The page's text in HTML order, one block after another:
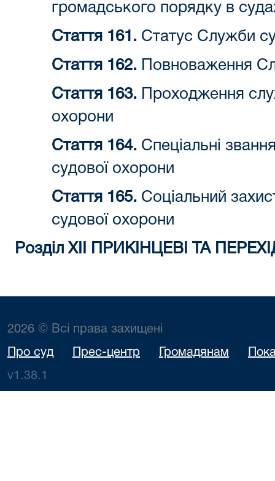
громадського порядку в
Стаття 161. Статус Служби
Стаття 162. Повноваження
Стаття 163. Проходження
охорони
Стаття 164. Спеціальні
судової охорони
Стаття 165. Соціальний
судової охорони
Розділ XII ПРИКІНЦЕВІ ТА
2026 © Всі права захищені
Про суд Прес-центр Громадянам
v1.38.1